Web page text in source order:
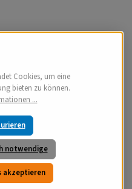
Cookies, um eine
bieten zu können.
...
notwendige
akzeptieren